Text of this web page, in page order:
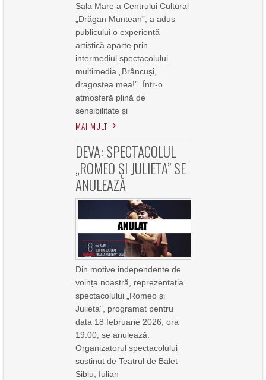
Sala Mare a Centrului Cultural
„Drăgan Muntean”, a adus
publicului o experiență
artistică aparte prin
intermediul spectacolului
multimedia „Brâncuși,
dragostea mea!”. Într-o
atmosferă plină de
sensibilitate și
MAI MULT
DEVA: SPECTACOLUL
„ROMEO ȘI JULIETA” SE
ANULEAZĂ
Din motive independente de
voința noastră, reprezentația
spectacolului „Romeo și
Julieta”, programat pentru
data 18 februarie 2026, ora
19:00, se anulează.
Organizatorul spectacolului
susținut de Teatrul de Balet
Sibiu, Iulian